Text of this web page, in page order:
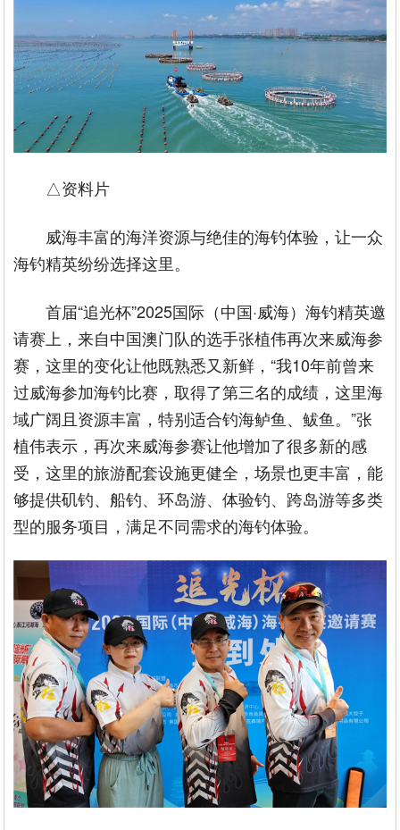
△资料片
威海丰富的海洋资源与绝佳的海钓体验，让一众
海钓精英纷纷选择这里。
首届“追光杯”2025国际（中国·威海）海钓精英邀
请赛上，来自中国澳门队的选手张植伟再次来威海参
赛，这里的变化让他既熟悉又新鲜，“我10年前曾来
过威海参加海钓比赛，取得了第三名的成绩，这里海
域广阔且资源丰富，特别适合钓海鲈鱼、鲅鱼。”张
植伟表示，再次来威海参赛让他增加了很多新的感
受，这里的旅游配套设施更健全，场景也更丰富，能
够提供矶钓、船钓、环岛游、体验钓、跨岛游等多类
型的服务项目，满足不同需求的海钓体验。